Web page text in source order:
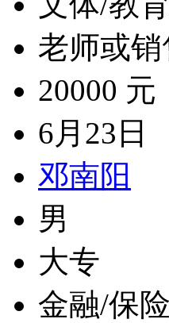
老师或销
20000 元
6月23日
邓南阳
男
大专
金融/保